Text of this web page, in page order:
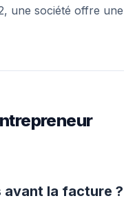
une société offre une
avant la facture ?